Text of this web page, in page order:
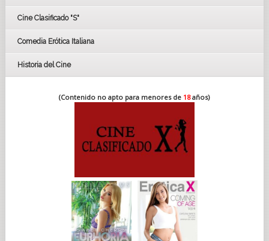
Cine Clasificado "S"
Comedia Erótica Italiana
Historia del Cine
(Contenido no apto para menores de 18años)